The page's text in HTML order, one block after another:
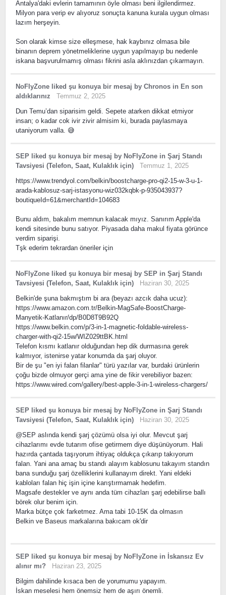
Antalya'daki evlerin tamamının öyle olması beni ilgilendirmez.
Milyon para verip ev alıyoruz sonuçta kanuna kurala uygun olması
lazım herşeyin.
Son olarak kimse size elleşmese, hak kaybınız olmasa bile
binanın deprem yönetmeliklerine uygun yapılmayıp bu nedenle
iskana başvurulmamış olması fikrini asla aklınızdan çıkarmayın.
NoFlyZone liked şu konuya bir mesaj by Chronos in En son
aldıklarınız
Temmuz 2, 2025
Dun Temu’dan siparisim geldi. Sepete atarken dikkat etmiyor
insan; o kadar cok ivir zivir almisim ki, burada paylasmaya
utaniyorum valla. 😅
SEP liked şu konuya bir mesaj by NoFlyZone in Şarj Standı
Tavsiyesi (Telefon, Saat, Kulaklık için)
Temmuz 1, 2025
https://www.trendyol.com/belkin/boostcharge-pro-qi2-15-w-3-u-1-
arada-kablosuz-sarj-istasyonu-wiz032kqbk-p-935043937?
boutiqueId=61&merchantId=104683
Bunu aldım, bakalım memnun kalacak mıyız. Sanırım Apple'da
kendi sitesinde bunu satıyor. Piyasada daha makul fiyata görünce
verdim siparişi.
Tşk ederim tekrardan öneriler için
NoFlyZone liked şu konuya bir mesaj by SEP in Şarj Standı
Tavsiyesi (Telefon, Saat, Kulaklık için)
Haziran 30, 2025
Belkin'de şuna bakmıştım bi ara (beyazı azcık daha ucuz):
https://www.amazon.com.tr/Belkin-MagSafe-BoostCharge-
Manyetik-Katlanır/dp/B0D8T9B92Q
https://www.belkin.com/p/3-in-1-magnetic-foldable-wireless-
charger-with-qi2-15w/WIZ029ttBK.html
Telefon kısmı katlanır olduğundan hep dik durmasına gerek
kalmıyor, istenirse yatar konumda da şarj oluyor.
Bir de şu "en iyi falan filanlar" türü yazılar var, burdaki ürünlerin
çoğu bizde olmuyor gerçi ama yine de fikir verebiliyor bazen:
https://www.wired.com/gallery/best-apple-3-in-1-wireless-chargers/
SEP liked şu konuya bir mesaj by NoFlyZone in Şarj Standı
Tavsiyesi (Telefon, Saat, Kulaklık için)
Haziran 30, 2025
@SEP aslında kendi şarj çözümü olsa iyi olur. Mevcut şarj
cihazlarımı evde tutarım ofise getirmem diye düşünüyorum. Hali
hazırda çantada taşıyorum ihtiyaç oldukça çıkarıp takıyorum
falan. Yani ana amaç bu standı alayım kablosunu takayım standın
bana sunduğu şarj özelliklerini kullanayım direkt. Yani eldeki
kabloları falan hiç işin içine karıştırmamak hedefim.
Magsafe destekler ve aynı anda tüm cihazları şarj edebilirse ballı
börek olur benim için.
Marka bütçe çok farketmez. Ama tabi 10-15K da olmasın
Belkin ve Baseus markalarına bakıcam ok'dir
SEP liked şu konuya bir mesaj by NoFlyZone in İskansız Ev
alınır mı?
Haziran 23, 2025
Bilgim dahilinde kısaca ben de yorumumu yapayım.
İskan meselesi hem önemsiz hem de aşırı önemli.